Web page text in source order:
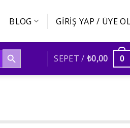
BLOG GIRIŞ YAP / ÜYE
SEARCH BUTTON
SEPET / ₺0,00 0